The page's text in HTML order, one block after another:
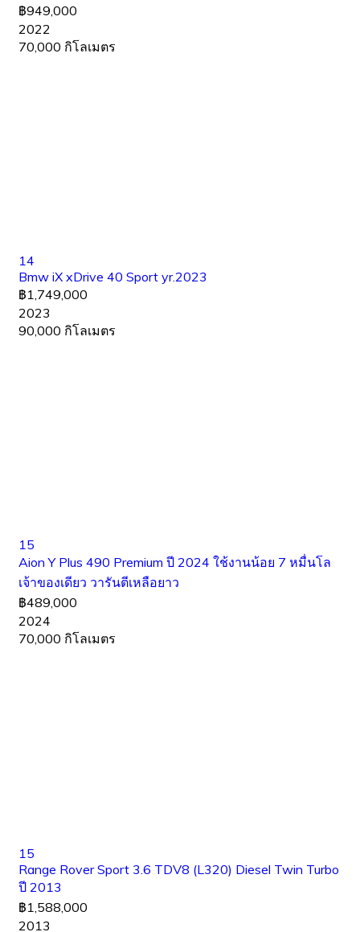
฿949,000
2022
70,000 กิโลเมตร
14
Bmw iX xDrive 40 Sport yr.2023
฿1,749,000
2023
90,000 กิโลเมตร
15
Aion Y Plus 490 Premium ปี 2024 ใช้งานน้อย 7 หมื่นโล
เจ้าของเดียว วารันตีเหลือยาว
฿489,000
2024
70,000 กิโลเมตร
15
Range Rover Sport 3.6 TDV8 (L320) Diesel Twin Turbo
ปี 2013
฿1,588,000
2013